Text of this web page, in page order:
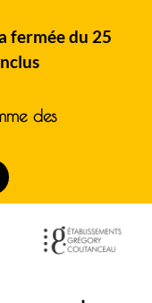
fermée du 25
des